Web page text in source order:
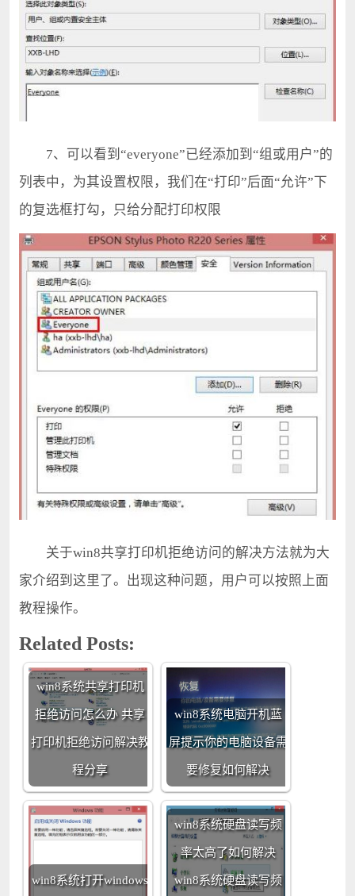
7、可以看到“everyone”已经添加到“组或用户”的
列表中，为其设置权限，我们在“打印”后面“允许”下
的复选框打勾，只给分配打印权限
关于win8共享打印机拒绝访问的解决方法就为大
家介绍到这里了。出现这种问题，用户可以按照上面
教程操作。
Related Posts:
win8系统共享打印机
拒绝访问怎么办 共享
打印机拒绝访问解决教
程分享
win8系统电脑开机蓝
屏提示你的电脑设备需
要修复如何解决
win8系统打开windows
win8系统硬盘读写频
率太高了如何解决
win8系统硬盘读写频